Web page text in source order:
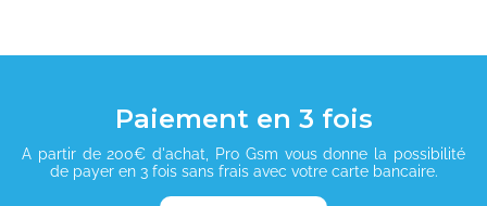
Paiement en 3 fois
A partir de 200€ d'achat, Pro Gsm vous donne la possibilité
de payer en 3 fois sans frais avec votre carte bancaire.